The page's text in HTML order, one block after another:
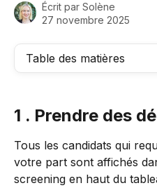
Écrit par Solène
27 novembre 2025
Table des matières
1 . Prendre des
Tous les candidats qui
votre part sont affichés
screening en haut du